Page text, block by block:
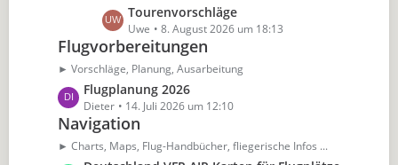
i
t
ä
g
e
L
e
t
z
t
e
B
i
Tourenvorschläge
Uwe 8. August 2026 um 18:13
Flugvorbereitungen
► Vorschläge, Planung, Ausarbeitung
L
e
t
z
Flugplanung 2026
Dieter 14. Juli 2026 um 12:10
Navigation
► Charts, Maps, Flug-Handbücher, fliegerische Infos ...